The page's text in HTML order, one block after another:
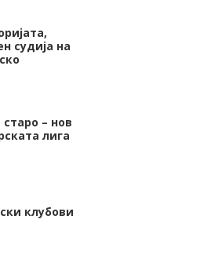
судија на
– нов
лига
клубови